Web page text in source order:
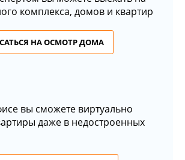
комплекса, домов и квартир
НА ОСМОТР ДОМА
вы сможете виртуально
даже в недостроенных